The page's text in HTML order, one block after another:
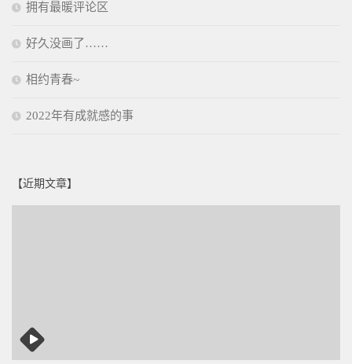
拥有最暖评论区
好久没画了……
相约青春~
2022年有成就感的事
【近期文章】